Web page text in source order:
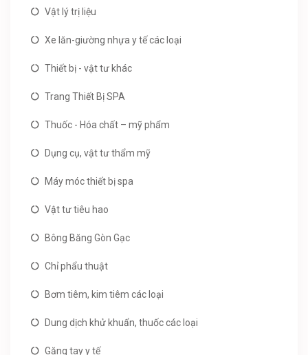
Vật lý trị liệu
Xe lăn-giường nhựa y tế các loại
Thiết bị - vật tư khác
Trang Thiết Bị SPA
Thuốc - Hóa chất – mỹ phẩm
Dụng cụ, vật tư thẩm mỹ
Máy móc thiết bị spa
Vật tư tiêu hao
Bông Băng Gòn Gạc
Chỉ phẩu thuật
Bơm tiêm, kim tiêm các loại
Dung dịch khử khuẩn, thuốc các loại
Găng tay y tế